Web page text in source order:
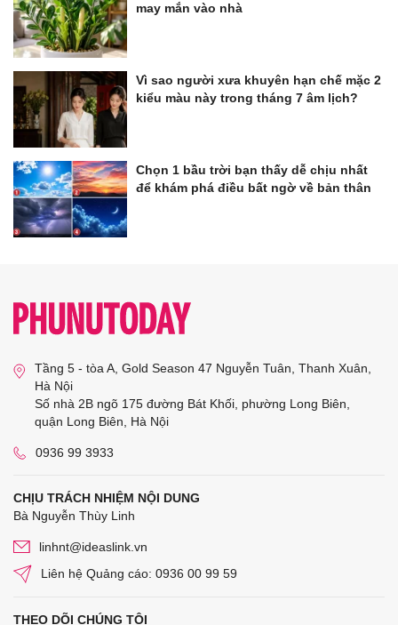
may mắn vào nhà
Vì sao người xưa khuyên hạn chế mặc 2
kiểu màu này trong tháng 7 âm lịch?
Chọn 1 bầu trời bạn thấy dễ chịu nhất
để khám phá điều bất ngờ về bản thân
Tầng 5 - tòa A, Gold Season 47 Nguyễn Tuân, Thanh Xuân,
Hà Nội
Số nhà 2B ngõ 175 đường Bát Khối, phường Long Biên,
quận Long Biên, Hà Nội
0936 99 3933
CHỊU TRÁCH NHIỆM NỘI DUNG
Bà Nguyễn Thùy Linh
linhnt@ideaslink.vn
Liên hệ Quảng cáo: 0936 00 99 59
THEO DÕI CHÚNG TÔI